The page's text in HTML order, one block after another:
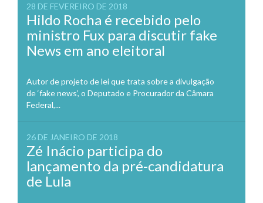
28 DE FEVEREIRO DE 2018
Hildo Rocha é recebido pelo
ministro Fux para discutir fake
News em ano eleitoral
Autor de projeto de lei que trata sobre a divulgação
de ‘fake news’, o Deputado e Procurador da Câmara
Federal,...
26 DE JANEIRO DE 2018
Zé Inácio participa do
lançamento da pré-candidatura
de Lula